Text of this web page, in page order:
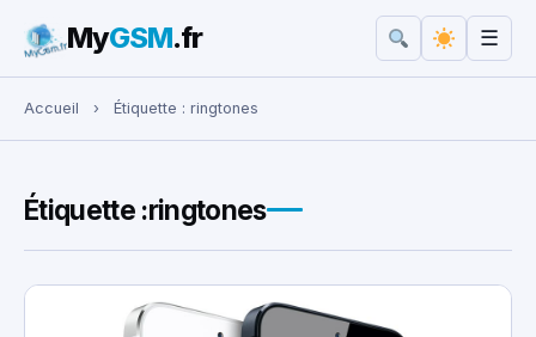
Rechercher :
MyGSM.fr ☰
Accueil › Étiquette : ringtones
Étiquette :ringtones